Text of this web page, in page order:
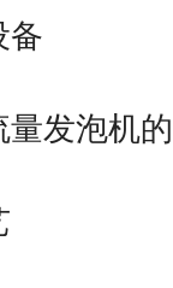
备
量发泡机